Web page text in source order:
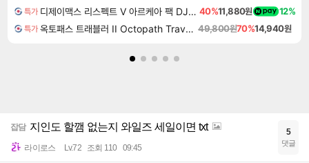
특가 디제이맥스 리스펙트 V 아르케아 팩 DJMAX RESPECT V Arcaea Pack DLC 40%11,880원 12%
특가 옥토패스 트래블러 II Octopath Traveler II 49,800원70%14,940원
잡담 지인도 할깸 없는지 와일즈 세일이면 txt
라이로스 Lv.72 조회 110 09:45
5
댓글